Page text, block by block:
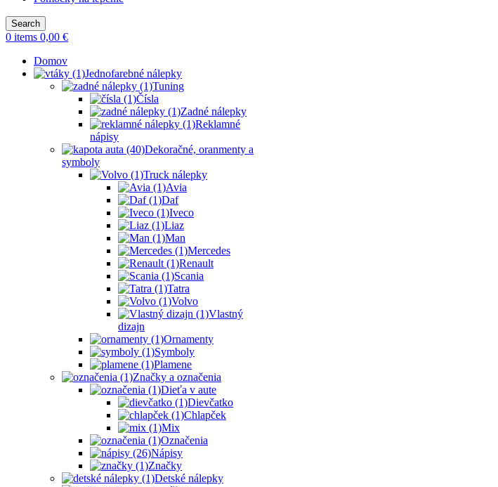
Search
0 items 0,00 €
Domov
Jednofarebné nálepky
Tuning
Čísla
Zadné nálepky
Reklamné
nápisy
Dekoračné, oranmenty a
symboly
Truck nálepky
Avia
Daf
Iveco
Liaz
Man
Mercedes
Renault
Scania
Tatra
Volvo
Vlastný
dizajn
Ornamenty
Symboly
Plamene
Značky a označenia
Dieťa v aute
Dievčatko
Chlapček
Mix
Označenia
Nápisy
Značky
Detské nálepky